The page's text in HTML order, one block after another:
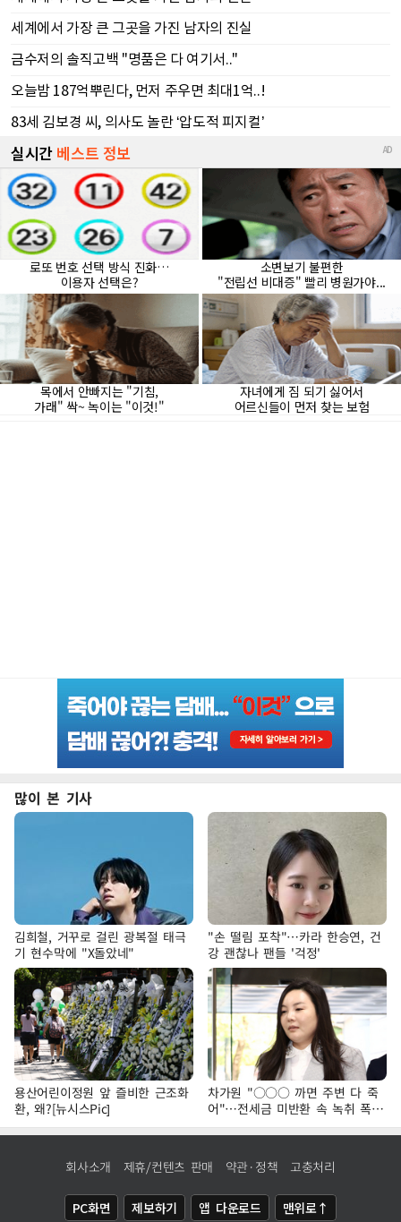
많이 본 기사
김희철, 거꾸로 걸린 광복절 태극
기 현수막에 "X돌았네"
"손 떨림 포착"…카라 한승연, 건
강 괜찮나 팬들 '걱정'
용산어린이정원 앞 즐비한 근조화
환, 왜?[뉴시스Pic]
차가원 "○○○ 까면 주변 다 죽
어"…전세금 미반환 속 녹취 폭로
파장
회사소개 제휴/컨텐츠 판매 약관·정책 고충처리
PC화면 제보하기 앱 다운로드 맨위로↑